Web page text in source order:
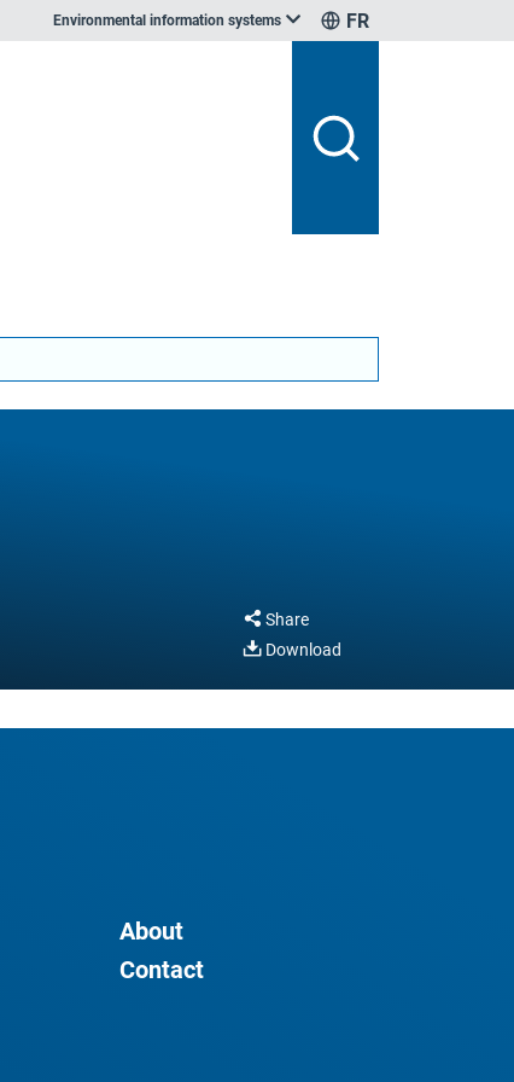
Environmental information systems FR
Share
Download
About
Contact